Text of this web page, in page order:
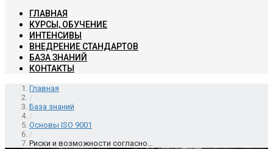
ГЛАВНАЯ
КУРСЫ, ОБУЧЕНИЕ
ИНТЕНСИВЫ
ВНЕДРЕНИЕ СТАНДАРТОВ
БАЗА ЗНАНИЙ
КОНТАКТЫ
Главная
/
База знаний
/
Основы ISO 9001
/
Риски и возможности согласно…